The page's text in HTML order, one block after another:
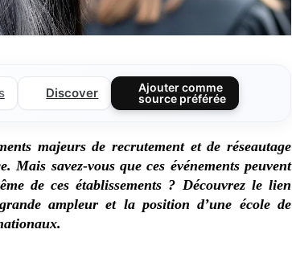
Discover
Ajouter comme
source préférée
majeurs de recrutement et de réseautage
Mais savez-vous que ces événements peuvent
de ces établissements ? Découvrez le lien
ampleur et la position d’une école de